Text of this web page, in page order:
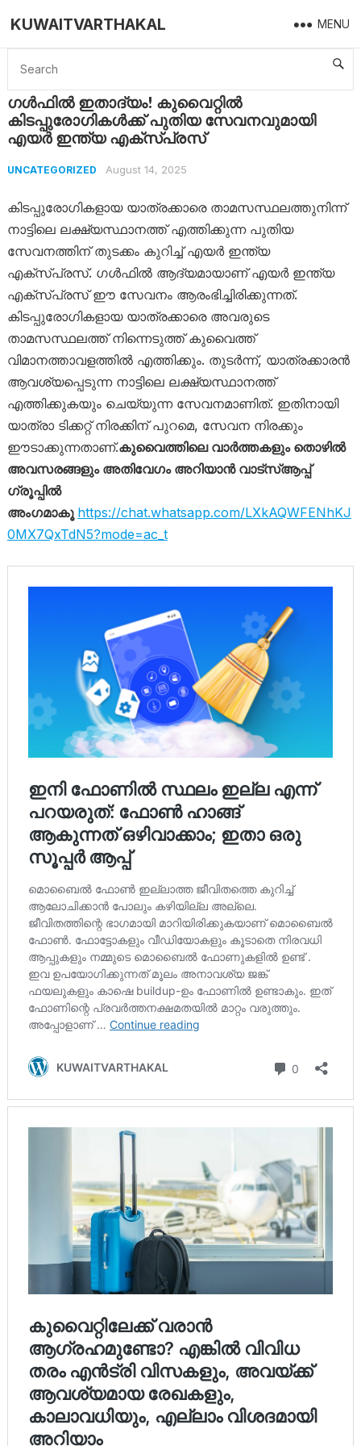
KUWAITVARTHAKAL MENU
Home Uncategorized ഗള്‍ഫില്‍ ഇതാദ്യം! കുവൈറ്റിൽ കിടപ്പുരോഗികള്‍ക്ക് പുതിയ സേവനവുമായി എയര്‍ ഇന്ത്യ എക്സ്പ്രസ്
ഗള്‍ഫില്‍ ഇതാദ്യം! കുവൈറ്റിൽ
കിടപ്പുരോഗികള്‍ക്ക് പുതിയ സേവനവുമായി
എയര്‍ ഇന്ത്യ എക്സ്പ്രസ്
UNCATEGORIZED August 14, 2025
കിടപ്പുരോഗികളായ യാത്രക്കാരെ താമസസ്ഥലത്തുനിന്ന്
നാട്ടിലെ ലക്ഷ്യസ്ഥാനത്ത് എത്തിക്കുന്ന പുതിയ
സേവനത്തിന് തുടക്കം കുറിച്ച് എയർ ഇന്ത്യ
എക്സ്പ്രസ്. ഗൾഫിൽ ആദ്യമായാണ് എയർ ഇന്ത്യ
എക്സ്പ്രസ് ഈ സേവനം ആരംഭിച്ചിരിക്കുന്നത്.
കിടപ്പുരോഗികളായ യാത്രക്കാരെ അവരുടെ
താമസസ്ഥലത്ത് നിന്നെടുത്ത് കുവൈത്ത്
വിമാനത്താവളത്തിൽ എത്തിക്കും. തുടർന്ന്, യാത്രക്കാരൻ
ആവശ്യപ്പെടുന്ന നാട്ടിലെ ലക്ഷ്യസ്ഥാനത്ത്
എത്തിക്കുകയും ചെയ്യുന്ന സേവനമാണിത്. ഇതിനായി
യാത്രാ ടിക്കറ്റ് നിരക്കിന് പുറമെ, സേവന നിരക്കും
ഈടാക്കുന്നതാണ്.കുവൈത്തിലെ വാർത്തകളും തൊഴിൽ
അവസരങ്ങളും അതിവേഗം അറിയാൻ വാട്സ്ആപ്പ്
ഗ്രൂപ്പിൽ
അംഗമാകൂ https://chat.whatsapp.com/LXkAQWFENhKJ
0MX7QxTdN5?mode=ac_t